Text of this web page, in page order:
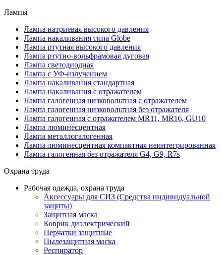
Лампы
Лампа натриевая высокого давления
Лампа накаливания типа Globe
Лампа ртутная высокого давления
Лампа ртутно-вольфрамовая дуговая
Лампа светодиодная
Лампа с УФ-излучением
Лампа накаливания стандартная
Лампа накаливания с отражателем
Лампа галогенная низковольтная с отражателем
Лампа галогенная низковольтная без отражателя
Лампа галогенная с отражателем MR11, MR16, GU10
Лампа люминесцентная
Лампа металлогалогенная
Лампа люминесцентная компактная неинтегрированная
Лампа галогенная без отражателя G4, G9, R7s
Охрана труда
Рабочая одежда, охрана труда
Аксессуары для СИЗ (Средства индивидуальной
защиты)
Защитная маска
Коврик диэлектрический
Перчатки защитные
Пылезащитная маска
Респиратор